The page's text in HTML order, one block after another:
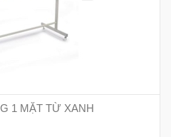
1 MẶT TỪ XANH